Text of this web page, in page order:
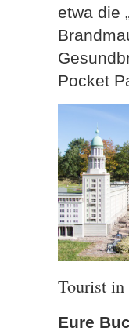
etwa die
Pocket
Tourist in
Eure